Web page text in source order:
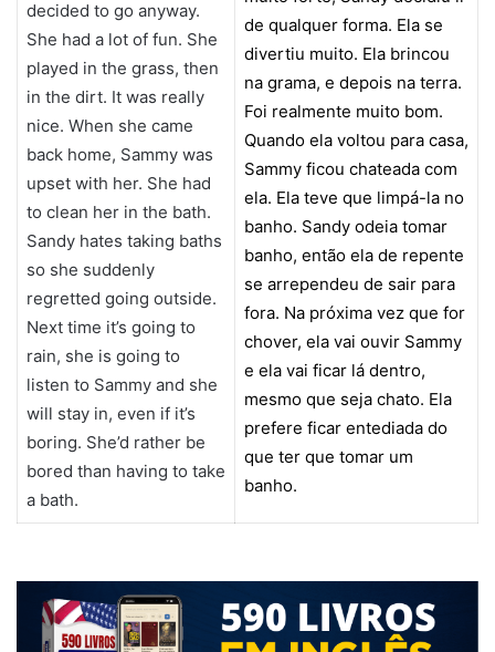
decided to go anyway.
She had a lot of fun. She
played in the grass, then
in the dirt. It was really
nice. When she came
back home, Sammy was
upset with her. She had
to clean her in the bath.
Sandy hates taking baths
so she suddenly
regretted going outside.
Next time it’s going to
rain, she is going to
listen to Sammy and she
will stay in, even if it’s
boring. She’d rather be
bored than having to take
a bath.
de qualquer forma. Ela se
divertiu muito. Ela brincou
na grama, e depois na terra.
Foi realmente muito bom.
Quando ela voltou para casa,
Sammy ficou chateada com
ela. Ela teve que limpá-la no
banho. Sandy odeia tomar
banho, então ela de repente
se arrependeu de sair para
fora. Na próxima vez que for
chover, ela vai ouvir Sammy
e ela vai ficar lá dentro,
mesmo que seja chato. Ela
prefere ficar entediada do
que ter que tomar um
banho.